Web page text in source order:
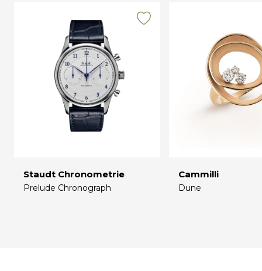
Staudt Chronometrie
Prelude Chronograph
Cammilli
Dune